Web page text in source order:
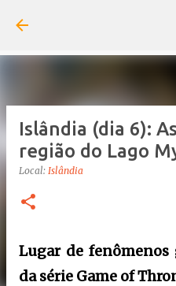
Islândia (dia 6):
região do Lago
Local: Islândia
Lugar de fenômenos
da série Game of